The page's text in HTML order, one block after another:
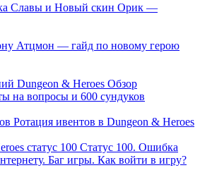
Славы и Новый скин Орик —
Атцмон — гайд по новому герою
Обзор
на вопросы и 600 сундуков
Ротация ивентов в Dungeon & Heroes
Статус 100. Ошибка
Баг игры. Как войти в игру?